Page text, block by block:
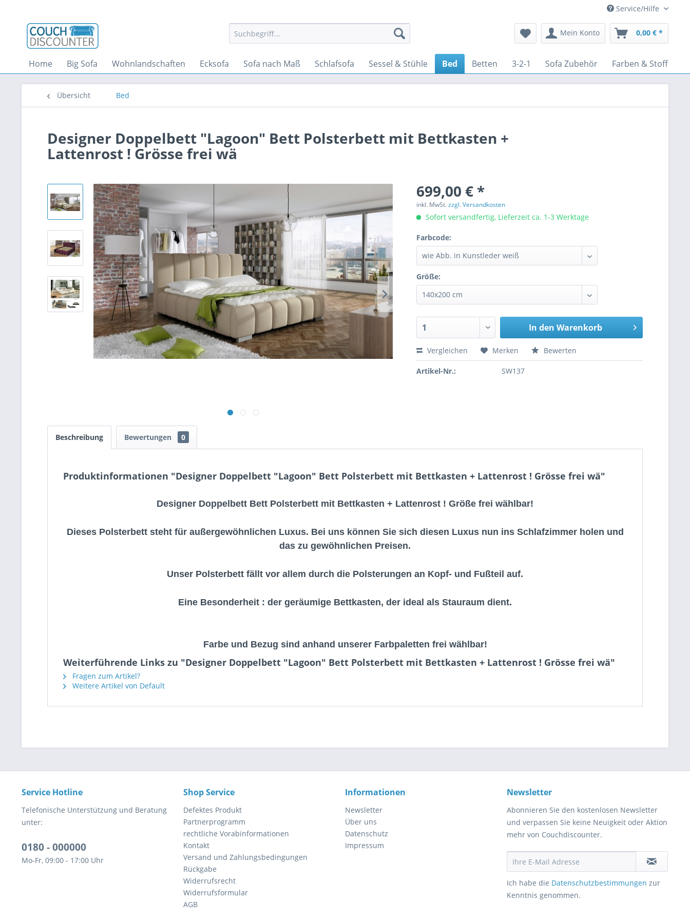
Service/Hilfe
Mein Konto 0,00 € *
Home Big Sofa Wohnlandschaften Ecksofa Sofa nach Maß Schlafsofa Sessel & Stühle Bed Betten 3-2-1 Sofa Zubehör Farben & Stoffe
Übersicht Bed
Designer Doppelbett "Lagoon" Bett Polsterbett mit Bettkasten +
Lattenrost ! Grösse frei wä
699,00 € *
inkl. MwSt.zzgl. Versandkosten
Sofort versandfertig, Lieferzeit ca. 1-3 Werktage
Farbcode:
Größe:
In den Warenkorb
Vergleichen Merken Bewerten
Artikel-Nr.: SW137
Beschreibung Bewertungen 0
Produktinformationen "Designer Doppelbett "Lagoon" Bett Polsterbett mit Bettkasten + Lattenrost ! Grösse frei wä"
Designer Doppelbett Bett Polsterbett mit Bettkasten + Lattenrost ! Größe frei wählbar!
Dieses Polsterbett steht für außergewöhnlichen Luxus. Bei uns können Sie sich diesen Luxus nun ins Schlafzimmer holen und
das zu gewöhnlichen Preisen.
Unser Polsterbett fällt vor allem durch die Polsterungen an Kopf- und Fußteil auf.
Eine Besonderheit : der geräumige Bettkasten, der ideal als Stauraum dient.
Farbe und Bezug sind anhand unserer Farbpaletten frei wählbar!
Weiterführende Links zu "Designer Doppelbett "Lagoon" Bett Polsterbett mit Bettkasten + Lattenrost ! Grösse frei wä"
Fragen zum Artikel?
Weitere Artikel von Default
Service Hotline
Telefonische Unterstützung und Beratung
unter:
0180 - 000000
Mo-Fr, 09:00 - 17:00 Uhr
Shop Service
Defektes Produkt
Partnerprogramm
rechtliche Vorabinformationen
Kontakt
Versand und Zahlungsbedingungen
Rückgabe
Widerrufsrecht
Widerrufsformular
AGB
Informationen
Newsletter
Über uns
Datenschutz
Impressum
Newsletter
Abonnieren Sie den kostenlosen Newsletter
und verpassen Sie keine Neuigkeit oder Aktion
mehr von Couchdiscounter.
Ich habe die Datenschutzbestimmungen zur
Kenntnis genommen.